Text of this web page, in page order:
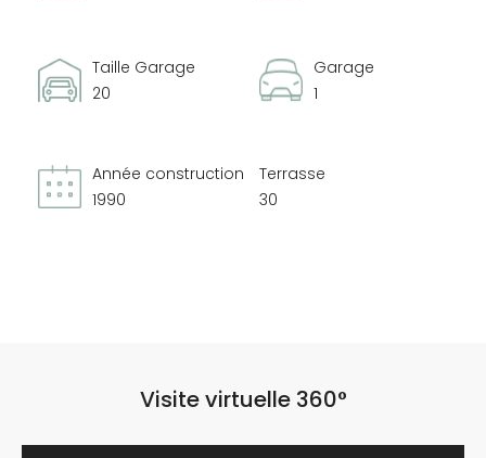
Taille Garage
20
Garage
1
Année construction
1990
Terrasse
30
Visite virtuelle 360°